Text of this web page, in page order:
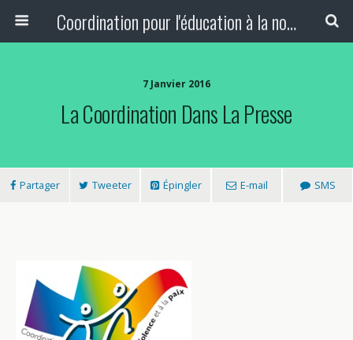
Coordination pour l'éducation à la non-violence et à la paix
7 Janvier 2016
La Coordination Dans La Presse
Partager Tweeter Épingler E-mail SMS